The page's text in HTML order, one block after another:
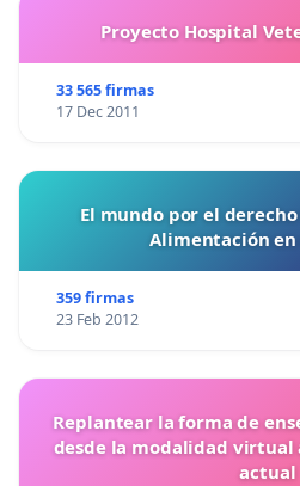
Proyecto Hospital
33 565 firmas
17 Dec 2011
El mundo por el
Alimentación en
359 firmas
23 Feb 2012
Replantear la forma de
desde la modalidad
actual